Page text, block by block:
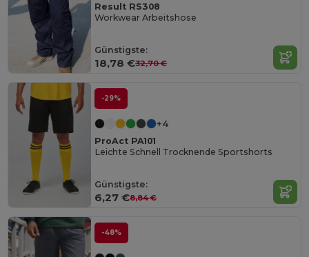
Result RS308
Workwear Arbeitshose
Günstigste:
18,78 €32,70 €
-29%
+4
ProAct PA101
Leichte Schnell Trocknende Sportshorts
Günstigste:
6,27 €8,84 €
-48%